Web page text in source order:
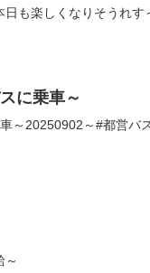
も楽しくなりそうれ
に乗車～
～20250902～#都営バ
～